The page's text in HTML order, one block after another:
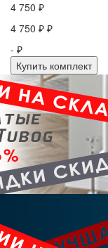
4 750 ₽
4 750 ₽ ₽
- ₽
Купить комплект